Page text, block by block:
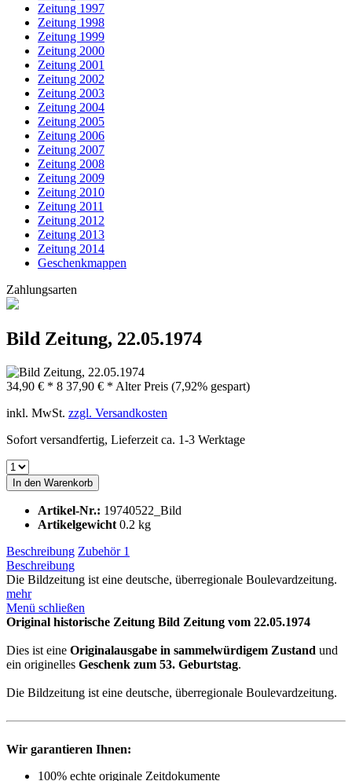
Zeitung 1997
Zeitung 1998
Zeitung 1999
Zeitung 2000
Zeitung 2001
Zeitung 2002
Zeitung 2003
Zeitung 2004
Zeitung 2005
Zeitung 2006
Zeitung 2007
Zeitung 2008
Zeitung 2009
Zeitung 2010
Zeitung 2011
Zeitung 2012
Zeitung 2013
Zeitung 2014
Geschenkmappen
Zahlungsarten
Bild Zeitung, 22.05.1974
34,90 € * 8 37,90 € * Alter Preis (7,92% gespart)
inkl. MwSt. zzgl. Versandkosten
Sofort versandfertig, Lieferzeit ca. 1-3 Werktage
In den Warenkorb
Artikel-Nr.: 19740522_Bild
Artikelgewicht 0.2 kg
Beschreibung Zubehör 1
Beschreibung
Die Bildzeitung ist eine deutsche, überregionale Boulevardzeitung.
mehr
Menü schließen
Original historische Zeitung Bild Zeitung vom 22.05.1974
Dies ist eine Originalausgabe in sammelwürdigem Zustand und
ein originelles Geschenk zum 53. Geburtstag.
Die Bildzeitung ist eine deutsche, überregionale Boulevardzeitung.
Wir garantieren Ihnen:
100% echte originale Zeitdokumente